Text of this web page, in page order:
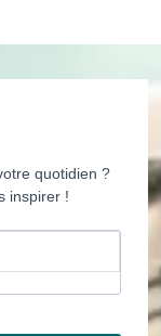
quotidien ?
inspirer !